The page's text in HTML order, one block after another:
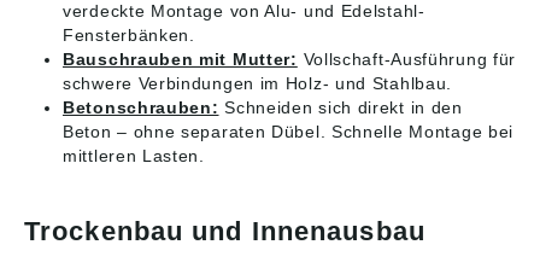
verdeckte Montage von Alu- und Edelstahl-
Fensterbänken.
Bauschrauben mit Mutter: Vollschaft-Ausführung für
schwere Verbindungen im Holz- und Stahlbau.
Betonschrauben: Schneiden sich direkt in den
Beton – ohne separaten Dübel. Schnelle Montage bei
mittleren Lasten.
Trockenbau und Innenausbau